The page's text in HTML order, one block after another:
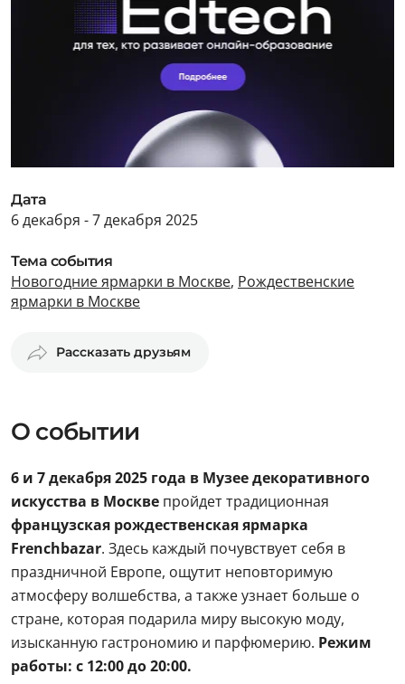
Дата
6 декабря - 7 декабря 2025
Тема события
Новогодние ярмарки в Москве, Рождественские
ярмарки в Москве
Рассказать друзьям
О событии
6 и 7 декабря 2025 года в Музее декоративного
искусства в Москве пройдет традиционная
французская рождественская ярмарка
Frenchbazar. Здесь каждый почувствует себя в
праздничной Европе, ощутит неповторимую
атмосферу волшебства, а также узнает больше о
стране, которая подарила миру высокую моду,
изысканную гастрономию и парфюмерию. Режим
работы: с 12:00 до 20:00.